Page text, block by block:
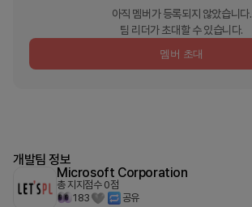
아직 멤버가 등록되지 않았습니다.
팀 리더가 초대할 수 있습니다.
멤버 초대
개발팀 정보
Microsoft Corporation
총 지지점수 0점
183
공유